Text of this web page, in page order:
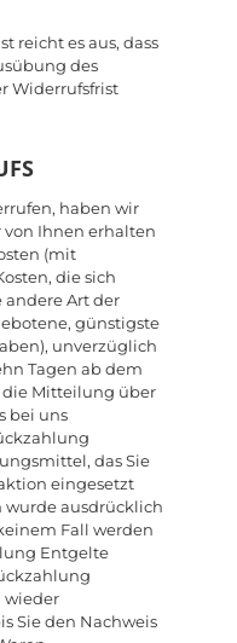
reicht es aus, dass
des
Widerrufsfrist
haben wir
Ihnen erhalten
(mit
die sich
andere Art der
günstigste
unverzüglich
Tagen ab dem
die Mitteilung über
bei uns
das Sie
eingesetzt
wurde ausdrücklich
Fall werden
Entgelte
wieder
Sie den Nachweis